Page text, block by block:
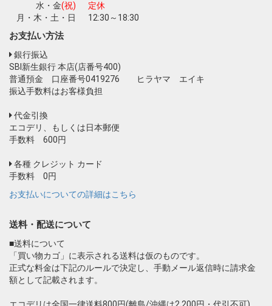
水・金(祝)
定休
月・木・土・日
12:30～18:30
お支払い方法
銀行振込
SBI新生銀行 本店(店番号400)
普通預金 口座番号0419276 ヒラヤマ エイキ
振込手数料はお客様負担
代金引換
エコデリ、もしくは日本郵便
手数料 600円
各種 クレジット カード
手数料 0円
お支払いについての詳細はこちら
送料・配送について
■送料について
「買い物カゴ」に表示される送料は仮のものです。
正式な料金は下記のルールで決定し、手動メール返信時に請求金
額として記載されます。